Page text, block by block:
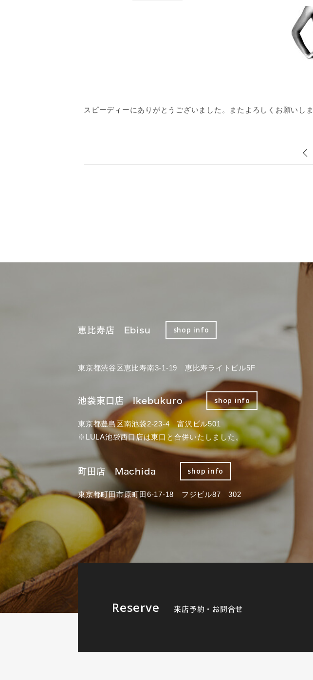
スピーディーにありがとうございました。またよろしくお願いしま
恵比寿店 Ebisu shop info
東京都渋谷区恵比寿南3-1-19 恵比寿ライトビル5F
池袋東口店 Ikebukuro shop info
東京都豊島区南池袋2-23-4 富沢ビル501
※LULA池袋西口店は東口と合併いたしました。
町田店 Machida shop info
東京都町田市原町田6-17-18 フジビル87 302
Reserve 来店予約・お問合せ